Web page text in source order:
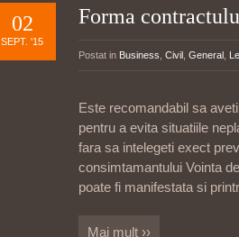
02
SEPT. '15
Forma
Postat in Business Civil General
Este recomandabil sa
pentru a evita situatiile
fara sa intelegeti exect
consimtamantului Vointa
poate fi manifestata si
Mai mult ››